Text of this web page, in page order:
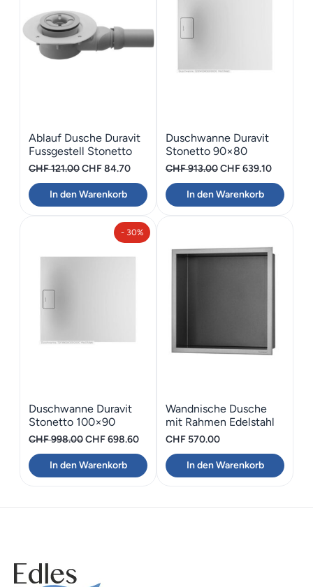
Ablauf Dusche Duravit
Fussgestell Stonetto
CHF121.00Ursprünglicher
Preis
war:
CHF84.70Aktueller
Preis
In den Warenkorb
Duschwanne Duravit
Stonetto 90×80
CHF913.00Ursprünglicher
Preis
war:
CHF639.10Aktueller
Preis
ist:
In den Warenkorb
- 30%
Duschwanne Duravit
Stonetto 100×90
CHF998.00Ursprünglicher
Preis
war:
CHF698.60Aktueller
Preis
ist:
In den Warenkorb
Wandnische Dusche
mit Rahmen Edelstahl
ESS BOX B= 30 cm
CHF 570.00
In den Warenkorb